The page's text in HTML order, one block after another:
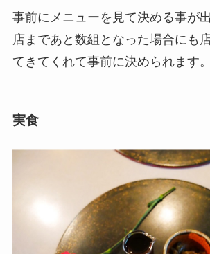
事前にメニューを見て決める事が
店まであと数組となった場合にも
てきてくれて事前に決められます。
実食